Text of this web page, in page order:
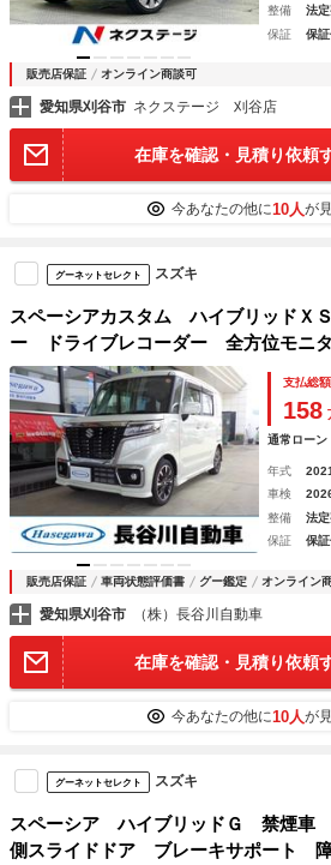
整備
法
保証
保
販売店保証 オンライン商談可
愛知県刈谷市 ネクステージ 刈谷店
在庫を確認・見積り依頼
今あなたの他に10人が
グーネットセレクト スズキ
スペーシアカスタム ハイブリッド
ー ドライブレコーダー 全方位モニ
ルーズコントロール ブレーキサポー
ワースライドドア メモリーナビ ブ
ックサーバー
支払総額
158
通常ローン
年式
車検
整備
法
保証
保
販売店保証 車両状態評価書 グー鑑定 オンライン
愛知県刈谷市 （株）長谷川自動車
在庫を確認・見積り依頼
今あなたの他に10人が
グーネットセレクト スズキ
スペーシア ハイブリッドＧ 禁煙車
側スライドドア ブレーキサポート